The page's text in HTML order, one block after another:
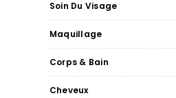
Soin Du Visage
Maquillage
Corps & Bain
Cheveux